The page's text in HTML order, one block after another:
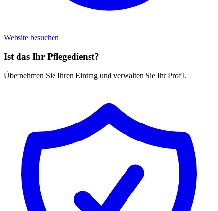
Website besuchen
Ist das Ihr Pflegedienst?
Übernehmen Sie Ihren Eintrag und verwalten Sie Ihr Profil.